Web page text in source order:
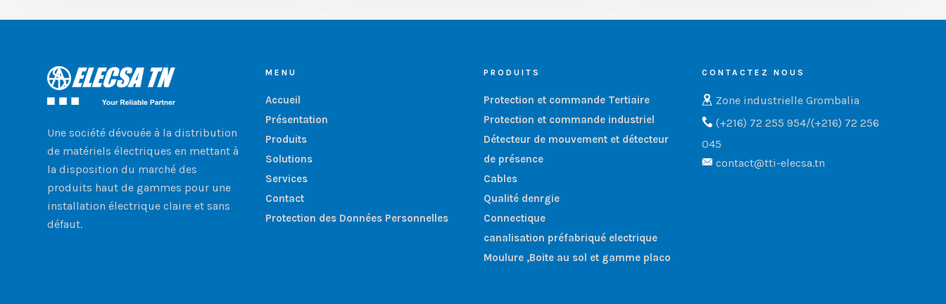
Une société dévouée à la distribution
de matériels électriques en mettant à
la disposition du marché des
produits haut de gammes pour une
installation électrique claire et sans
défaut.
MENU
Accueil
Présentation
Produits
Solutions
Services
Contact
Protection des Données Personnelles
PRODUITS
Protection et commande Tertiaire
Protection et commande industriel
Détecteur de mouvement et détecteur
de présence
Cables
Qualité denrgie
Connectique
canalisation préfabriqué electrique
Moulure ,Boite au sol et gamme placo
CONTACTEZ NOUS
Zone industrielle Grombalia
(+216) 72 255 954/(+216) 72 256
045
contact@tti-elecsa.tn